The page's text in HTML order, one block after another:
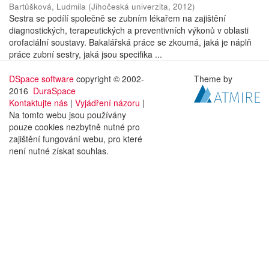
Bartůšková, Ludmila (Jihočeská univerzita, 2012)
Sestra se podílí společně se zubním lékařem na zajištění
diagnostických, terapeutických a preventivních výkonů v oblasti
orofaciální soustavy. Bakalářská práce se zkoumá, jaká je náplň
práce zubní sestry, jaká jsou specifika ...
DSpace software copyright © 2002-
2016 DuraSpace
Kontaktujte nás | Vyjádření názoru |
Na tomto webu jsou používány
pouze cookies nezbytně nutné pro
zajištění fungování webu, pro které
není nutné získat souhlas.
Theme by